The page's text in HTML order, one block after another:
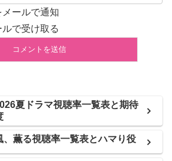
ールで通知
で受け取る
夏ドラマ視聴率一覧表と期待
、薫る視聴率一覧表とハマり役